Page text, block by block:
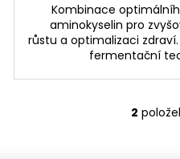
Kombinace
aminokyselin pro
růstu a optimalizaci
fermentační
2